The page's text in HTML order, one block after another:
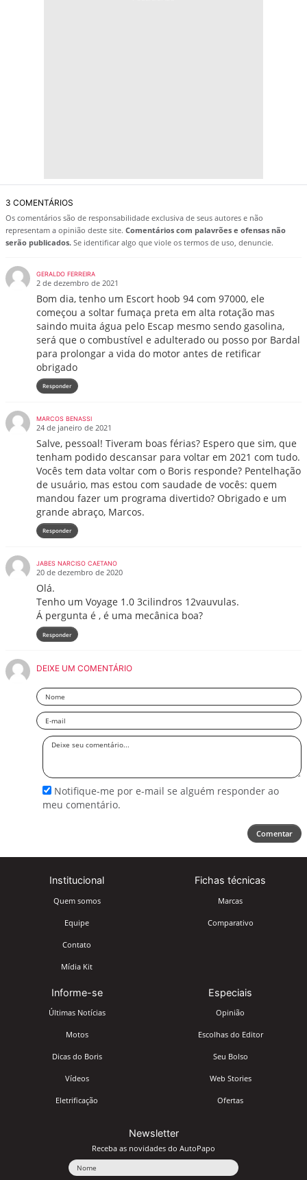
3 COMENTÁRIOS
Os comentários são de responsabilidade exclusiva de seus autores e não
representam a opinião deste site. Comentários com palavrões e ofensas não
serão publicados. Se identificar algo que viole os termos de uso, denuncie.
GERALDO FERREIRA
2 de dezembro de 2021
Bom dia, tenho um Escort hoob 94 com 97000, ele
começou a soltar fumaça preta em alta rotação mas
saindo muita água pelo Escap mesmo sendo gasolina,
será que o combustível e adulterado ou posso por Bardal
para prolongar a vida do motor antes de retificar
obrigado
Responder
MARCOS BENASSI
24 de janeiro de 2021
Salve, pessoal! Tiveram boas férias? Espero que sim, que
tenham podido descansar para voltar em 2021 com tudo.
Vocês tem data voltar com o Boris responde? Pentelhação
de usuário, mas estou com saudade de vocês: quem
mandou fazer um programa divertido? Obrigado e um
grande abraço, Marcos.
Responder
JABES NARCISO CAETANO
20 de dezembro de 2020
Olá.
Tenho um Voyage 1.0 3cilindros 12vauvulas.
Á pergunta é , é uma mecânica boa?
Responder
DEIXE UM COMENTÁRIO
Nome
Email
Deixe
comentário
Notifique-me por e-mail se alguém responder ao
meu comentário.
Comentar
Institucional
Quem somos
Equipe
Contato
Mídia Kit
Fichas técnicas
Marcas
Comparativo
Informe-se
Últimas Notícias
Motos
Dicas do Boris
Vídeos
Eletrificação
Especiais
Opinião
Escolhas do Editor
Seu Bolso
Web Stories
Ofertas
Newsletter
Receba as novidades do AutoPapo